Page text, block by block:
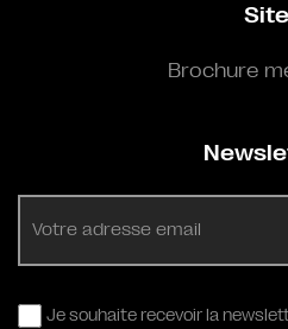
Site
Brochure
Je souhaite recevoir la